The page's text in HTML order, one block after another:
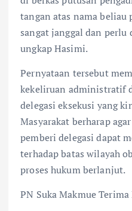
tangan atas nama beliau
sangat janggal dan
ungkap Hasimi.
Pernyataan tersebut
kekeliruan administratif
delegasi eksekusi yang
Masyarakat berharap
pemberi delegasi dapat
terhadap batas wilayah
proses hukum berlanjut.
PN Suka Makmue